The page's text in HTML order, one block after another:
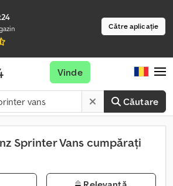
Către aplicație
Căutare
Vinde
Sprinter Vans cumpărați